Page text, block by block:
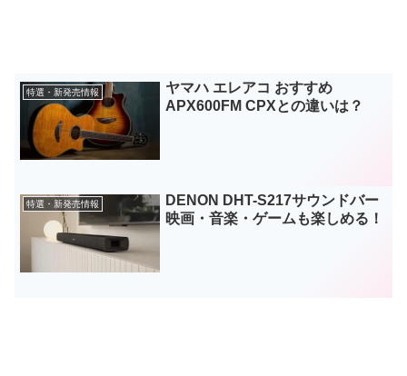
特選・新発売情報
ヤマハ エレアコ おすすめ
APX600FM CPXとの違いは？
特選・新発売情報
DENON DHT-S217サウンドバー
映画・音楽・ゲームも楽しめる！